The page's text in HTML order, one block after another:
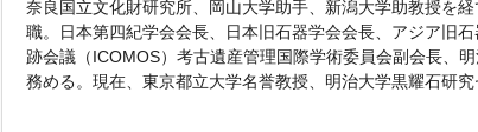
奈良国立文化財研究所、岡山大学助手、新潟大学助教授を
職。日本第四紀学会会長、日本旧石器学会会長、アジア旧
跡会議（ICOMOS）考古遺産管理国際学術委員会副会長、
務める。現在、東京都立大学名誉教授、明治大学黒耀石研究